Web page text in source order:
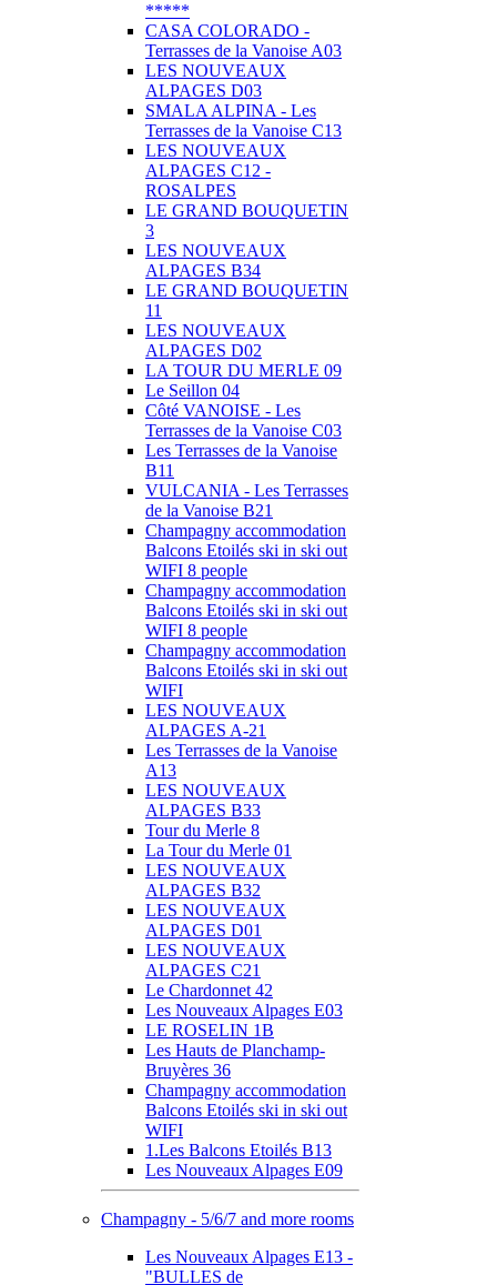
*****
CASA COLORADO -
Terrasses de la Vanoise A03
LES NOUVEAUX
ALPAGES D03
SMALA ALPINA - Les
Terrasses de la Vanoise C13
LES NOUVEAUX
ALPAGES C12 -
ROSALPES
LE GRAND BOUQUETIN
3
LES NOUVEAUX
ALPAGES B34
LE GRAND BOUQUETIN
11
LES NOUVEAUX
ALPAGES D02
LA TOUR DU MERLE 09
Le Seillon 04
Côté VANOISE - Les
Terrasses de la Vanoise C03
Les Terrasses de la Vanoise
B11
VULCANIA - Les Terrasses
de la Vanoise B21
Champagny accommodation
Balcons Etoilés ski in ski out
WIFI 8 people
Champagny accommodation
Balcons Etoilés ski in ski out
WIFI 8 people
Champagny accommodation
Balcons Etoilés ski in ski out
WIFI
LES NOUVEAUX
ALPAGES A-21
Les Terrasses de la Vanoise
A13
LES NOUVEAUX
ALPAGES B33
Tour du Merle 8
La Tour du Merle 01
LES NOUVEAUX
ALPAGES B32
LES NOUVEAUX
ALPAGES D01
LES NOUVEAUX
ALPAGES C21
Le Chardonnet 42
Les Nouveaux Alpages E03
LE ROSELIN 1B
Les Hauts de Planchamp-
Bruyères 36
Champagny accommodation
Balcons Etoilés ski in ski out
WIFI
1.Les Balcons Etoilés B13
Les Nouveaux Alpages E09
Champagny - 5/6/7 and more rooms
Les Nouveaux Alpages E13 -
"BULLES de